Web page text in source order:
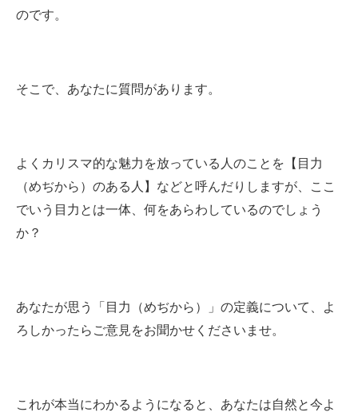
のです。
そこで、あなたに質問があります。
よくカリスマ的な魅力を放っている人のことを【目力
（めぢから）のある人】などと呼んだりしますが、ここ
でいう目力とは一体、何をあらわしているのでしょう
か？
あなたが思う「目力（めぢから）」の定義について、よ
ろしかったらご意見をお聞かせくださいませ。
これが本当にわかるようになると、あなたは自然と今よ